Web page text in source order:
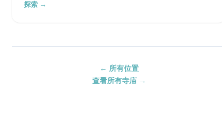
探索 →
← 所有位置
查看所有寺庙 →